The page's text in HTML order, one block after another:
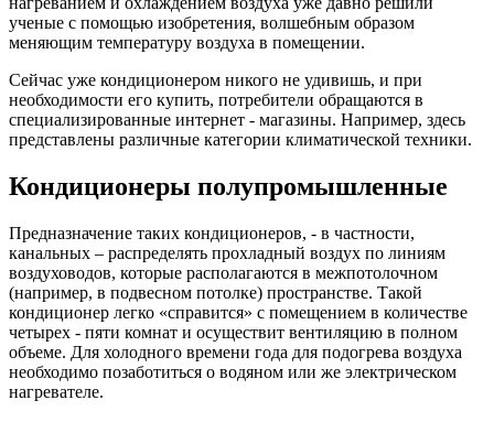
ученые с помощью изобретения, волшебным образом
меняющим температуру воздуха в помещении.
Сейчас уже кондиционером никого не удивишь, и при
необходимости его купить, потребители обращаются в
специализированные интернет - магазины. Например, здесь
представлены различные категории климатической техники.
Кондиционеры полупромышленные
Предназначение таких кондиционеров, - в частности,
канальных – распределять прохладный воздух по линиям
воздуховодов, которые располагаются в межпотолочном
(например, в подвесном потолке) пространстве. Такой
кондиционер легко «справится» с помещением в количестве
четырех - пяти комнат и осуществит вентиляцию в полном
объеме. Для холодного времени года для подогрева воздуха
необходимо позаботиться о водяном или же электрическом
нагревателе.